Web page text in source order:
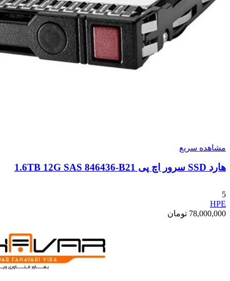
مشاهده سریع
هارد SSD سرور اچ پی 1.6TB 12G SAS 846436-B21
5
HPE
78,000,000 تومان